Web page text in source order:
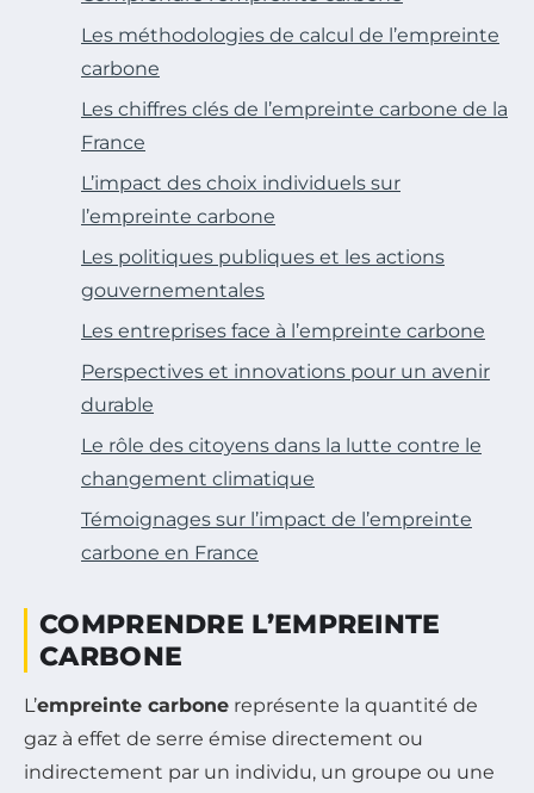
Les méthodologies de calcul de l’empreinte
carbone
Les chiffres clés de l’empreinte carbone de la
France
L’impact des choix individuels sur
l’empreinte carbone
Les politiques publiques et les actions
gouvernementales
Les entreprises face à l’empreinte carbone
Perspectives et innovations pour un avenir
durable
Le rôle des citoyens dans la lutte contre le
changement climatique
Témoignages sur l’impact de l’empreinte
carbone en France
COMPRENDRE L’EMPREINTE
CARBONE
L’empreinte carbone représente la quantité de
gaz à effet de serre émise directement ou
indirectement par un individu, un groupe ou une